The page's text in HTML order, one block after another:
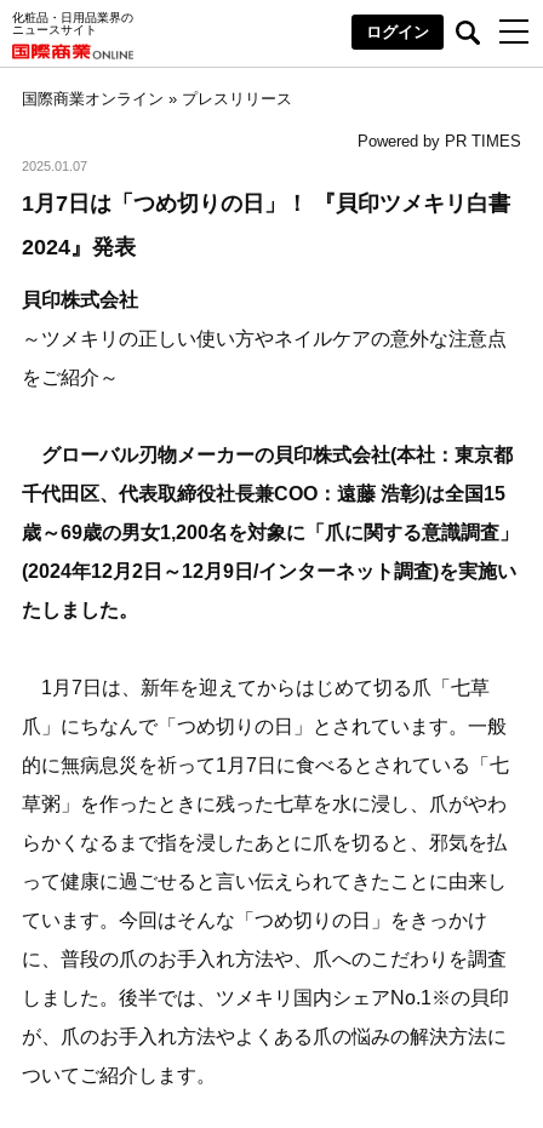
化粧品・日用品業界の
ニュースサイト
ログイン
国際商業オンライン » プレスリリース
Powered by PR TIMES
2025.01.07
1月7日は「つめ切りの日」！ 『貝印ツメキリ白書
2024』発表
貝印株式会社
～ツメキリの正しい使い方やネイルケアの意外な注意点
をご紹介～
グローバル刃物メーカーの貝印株式会社(本社：東京都
千代田区、代表取締役社長兼COO：遠藤 浩彰)は全国15
歳～69歳の男女1,200名を対象に「爪に関する意識調査」
(2024年12月2日～12月9日/インターネット調査)を実施い
たしました。
1月7日は、新年を迎えてからはじめて切る爪「七草
爪」にちなんで「つめ切りの日」とされています。一般
的に無病息災を祈って1月7日に食べるとされている「七
草粥」を作ったときに残った七草を水に浸し、爪がやわ
らかくなるまで指を浸したあとに爪を切ると、邪気を払
って健康に過ごせると言い伝えられてきたことに由来し
ています。今回はそんな「つめ切りの日」をきっかけ
に、普段の爪のお手入れ方法や、爪へのこだわりを調査
しました。後半では、ツメキリ国内シェアNo.1※の貝印
が、爪のお手入れ方法やよくある爪の悩みの解決方法に
ついてご紹介します。